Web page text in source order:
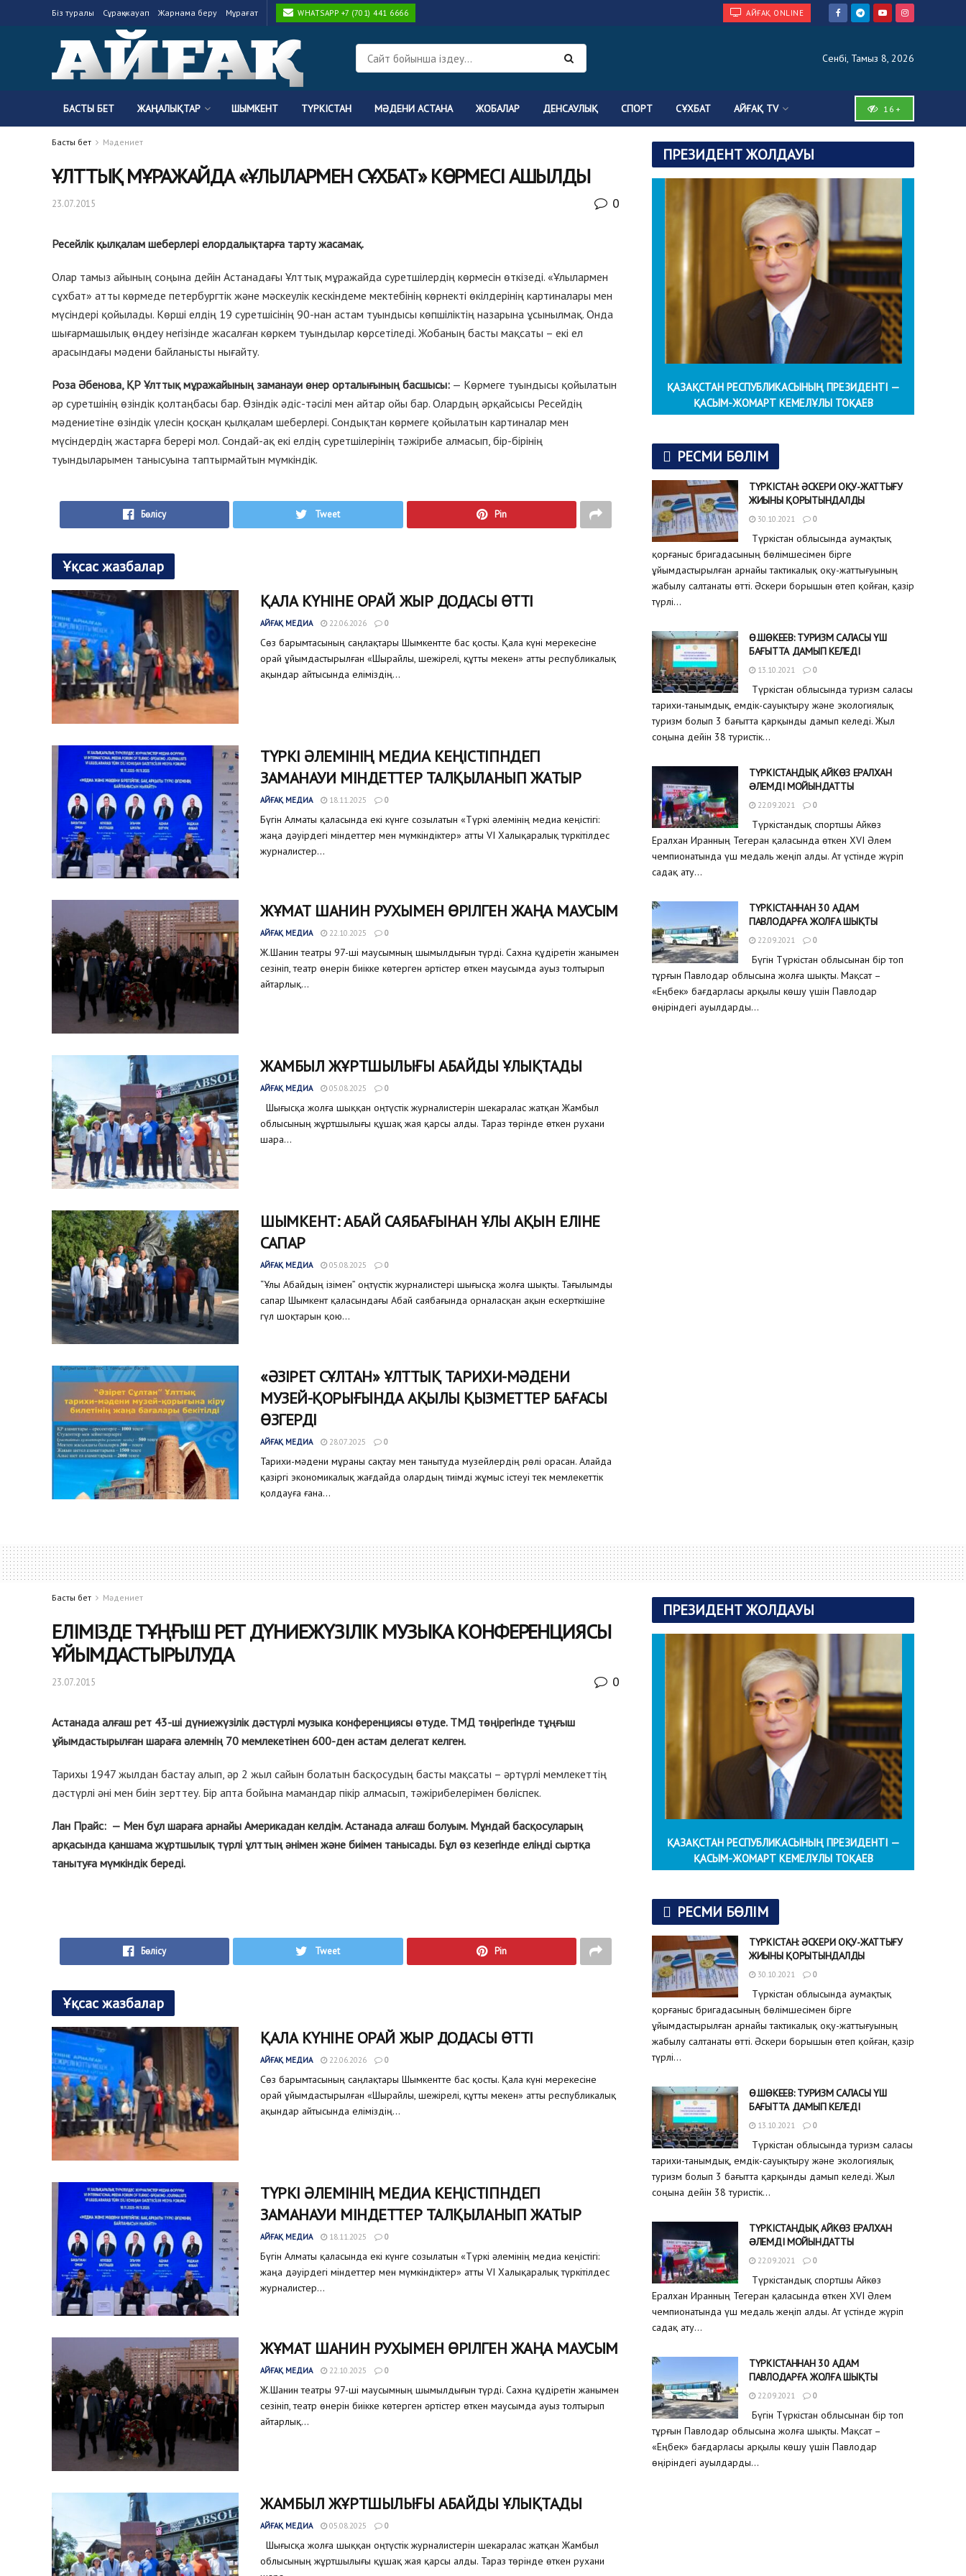
Біз туралы Сұрақ-жауап Жарнама беру Мұрағат WHATSAPP +7 (701) 441 6666 АЙҒАҚ ONLINE
Сенбі, Тамыз 8, 2026
БАСТЫ БЕТ ЖАҢАЛЫҚТАР ШЫМКЕНТ ТҮРКІСТАН МӘДЕНИ АСТАНА ЖОБАЛАР ДЕНСАУЛЫҚ СПОРТ СҰХБАТ АЙҒАҚ TV 16+
Басты бет Мәдениет
ҰЛТТЫҚ МҰРАЖАЙДА «ҰЛЫЛАРМЕН СҰХБАТ» КӨРМЕСІ АШЫЛДЫ
23.07.2015 0
Ресейлік қылқалам шеберлері елордалықтарға тарту жасамақ.
Олар тамыз айының соңына дейін Астанадағы Ұлттық мұражайда суретшілердің көрмесін өткізеді. «Ұлылармен
сұхбат» атты көрмеде петербургтік және мәскеулік кескіндеме мектебінің көрнекті өкілдерінің картиналары мен
мүсіндері қойылады. Көрші елдің 19 суретшісінің 90-нан астам туындысы көпшіліктің назарына ұсынылмақ. Онда
шығармашылық өңдеу негізінде жасалған көркем туындылар көрсетіледі. Жобаның басты мақсаты – екі ел
арасындағы мәдени байланысты нығайту.
Роза Әбенова, ҚР Ұлттық мұражайының заманауи өнер орталығының басшысы: — Көрмеге туындысы қойылатын
әр суретшінің өзіндік қолтаңбасы бар. Өзіндік әдіс-тәсілі мен айтар ойы бар. Олардың әрқайсысы Ресейдің
мәдениетіне өзіндік үлесін қосқан қылқалам шеберлері. Сондықтан көрмеге қойылатын картиналар мен
мүсіндердің жастарға берері мол. Сондай-ақ екі елдің суретшілерінің тәжірибе алмасып, бір-бірінің
туындыларымен танысуына таптырмайтын мүмкіндік.
Бөлісу Tweet Pin
Ұқсас жазбалар
ҚАЛА КҮНІНЕ ОРАЙ ЖЫР ДОДАСЫ ӨТТІ
АЙҒАҚ МЕДИА 22.06.2026 0
Сөз барымтасының саңлақтары Шымкентте бас қосты. Қала күні мерекесіне
орай ұйымдастырылған «Шырайлы, шежірелі, құтты мекен» атты республикалық
ақындар айтысында еліміздің...
ТҮРКІ ӘЛЕМІНІҢ МЕДИА КЕҢІСТІГІНДЕГІ
ЗАМАНАУИ МІНДЕТТЕР ТАЛҚЫЛАНЫП ЖАТЫР
АЙҒАҚ МЕДИА 18.11.2025 0
Бүгін Алматы қаласында екі күнге созылатын «Түркі әлемінің медиа кеңістігі:
жаңа дәуірдегі міндеттер мен мүмкіндіктер» атты VI Халықаралық түркітілдес
журналистер...
ЖҰМАТ ШАНИН РУХЫМЕН ӨРІЛГЕН ЖАҢА МАУСЫМ
АЙҒАҚ МЕДИА 22.10.2025 0
Ж.Шанин театры 97-ші маусымның шымылдығын түрді. Сахна құдіретін жанымен
сезініп, театр өнерін биікке көтерген әртістер өткен маусымда ауыз толтырып
айтарлық...
ЖАМБЫЛ ЖҰРТШЫЛЫҒЫ АБАЙДЫ ҰЛЫҚТАДЫ
АЙҒАҚ МЕДИА 05.08.2025 0
Шығысқа жолға шыққан оңтүстік журналистерін шекаралас жатқан Жамбыл
облысының жұртшылығы құшақ жая қарсы алды. Тараз төрінде өткен рухани
шара...
ШЫМКЕНТ: АБАЙ САЯБАҒЫНАН ҰЛЫ АҚЫН ЕЛІНЕ
САПАР
АЙҒАҚ МЕДИА 05.08.2025 0
“Ұлы Абайдың ізімен” оңтүстік журналистері шығысқа жолға шықты. Тағылымды
сапар Шымкент қаласындағы Абай саябағында орналасқан ақын ескерткішіне
гүл шоқтарын қою...
«ӘЗІРЕТ СҰЛТАН» ҰЛТТЫҚ ТАРИХИ-МӘДЕНИ
МУЗЕЙ-ҚОРЫҒЫНДА АҚЫЛЫ ҚЫЗМЕТТЕР БАҒАСЫ
ӨЗГЕРДІ
АЙҒАҚ МЕДИА 28.07.2025 0
Тарихи-мәдени мұраны сақтау мен танытуда музейлердің рөлі орасан. Алайда
қазіргі экономикалық жағдайда олардың тиімді жұмыс істеуі тек мемлекеттік
қолдауға ғана...
ПРЕЗИДЕНТ ЖОЛДАУЫ
ҚАЗАҚСТАН РЕСПУБЛИКАСЫНЫҢ ПРЕЗИДЕНТІ —
ҚАСЫМ-ЖОМАРТ КЕМЕЛҰЛЫ ТОҚАЕВ
РЕСМИ БӨЛІМ
ТҮРКІСТАН: ӘСКЕРИ ОҚУ-ЖАТТЫҒУ
ЖИЫНЫ ҚОРЫТЫНДАЛДЫ
30.10.2021 0
Түркістан облысында аумақтық
қорғаныс бригадасының бөлімшесімен бірге
ұйымдастырылған арнайы тактикалық оқу-жаттығуының
жабылу салтанаты өтті. Әскери борышын өтеп қойған, қазір
түрлі...
Ө.ШӨКЕЕВ: ТУРИЗМ САЛАСЫ ҮШ
БАҒЫТТА ДАМЫП КЕЛЕДІ
13.10.2021 0
Түркістан облысында туризм саласы
тарихи-танымдық, емдік-сауықтыру және экологиялық
туризм болып 3 бағытта қарқынды дамып келеді. Жыл
соңына дейін 38 туристік...
ТҮРКІСТАНДЫҚ АЙКӨЗ ЕРАЛХАН
ƏЛЕМДІ МОЙЫНДАТТЫ
22.09.2021 0
Түркістандық спортшы Айкөз
Ералхан Иранның Тегеран қаласында өткен XVI Әлем
чемпионатында үш медаль жеңіп алды. Ат үстінде жүріп
садақ ату...
ТҮРКІСТАННАН 30 АДАМ
ПАВЛОДАРҒА ЖОЛҒА ШЫҚТЫ
22.09.2021 0
Бүгін Түркістан облысынан бір топ
тұрғын Павлодар облысына жолға шықты. Мақсат –
«Еңбек» бағдарласы арқылы көшу үшін Павлодар
өңіріндегі ауылдарды...
Басты бет Мәдениет
ЕЛІМІЗДЕ ТҰҢҒЫШ РЕТ ДҮНИЕЖҮЗІЛІК МУЗЫКА КОНФЕРЕНЦИЯСЫ
ҰЙЫМДАСТЫРЫЛУДА
23.07.2015 0
Астанада алғаш рет 43-ші дүниежүзілік дәстүрлі музыка конференциясы өтуде. ТМД төңірегінде тұңғыш
ұйымдастырылған шараға әлемнің 70 мемлекетінен 600-ден астам делегат келген.
Тарихы 1947 жылдан бастау алып, әр 2 жыл сайын болатын басқосудың басты мақсаты – әртүрлі мемлекеттің
дәстүрлі әні мен биін зерттеу. Бір апта бойына мамандар пікір алмасып, тәжірибелерімен бөліспек.
Лан Прайс: — Мен бұл шараға арнайы Америкадан келдім. Астанада алғаш болуым. Мұндай басқосуларың
арқасында қаншама жұртшылық түрлі ұлттың әнімен және биімен танысады. Бұл өз кезегінде еліңді сыртқа
танытуға мүмкіндік береді.
Бөлісу Tweet Pin
Ұқсас жазбалар
ҚАЛА КҮНІНЕ ОРАЙ ЖЫР ДОДАСЫ ӨТТІ
АЙҒАҚ МЕДИА 22.06.2026 0
Сөз барымтасының саңлақтары Шымкентте бас қосты. Қала күні мерекесіне
орай ұйымдастырылған «Шырайлы, шежірелі, құтты мекен» атты республикалық
ақындар айтысында еліміздің...
ТҮРКІ ӘЛЕМІНІҢ МЕДИА КЕҢІСТІГІНДЕГІ
ЗАМАНАУИ МІНДЕТТЕР ТАЛҚЫЛАНЫП ЖАТЫР
АЙҒАҚ МЕДИА 18.11.2025 0
Бүгін Алматы қаласында екі күнге созылатын «Түркі әлемінің медиа кеңістігі:
жаңа дәуірдегі міндеттер мен мүмкіндіктер» атты VI Халықаралық түркітілдес
журналистер...
ЖҰМАТ ШАНИН РУХЫМЕН ӨРІЛГЕН ЖАҢА МАУСЫМ
АЙҒАҚ МЕДИА 22.10.2025 0
Ж.Шанин театры 97-ші маусымның шымылдығын түрді. Сахна құдіретін жанымен
сезініп, театр өнерін биікке көтерген әртістер өткен маусымда ауыз толтырып
айтарлық...
ЖАМБЫЛ ЖҰРТШЫЛЫҒЫ АБАЙДЫ ҰЛЫҚТАДЫ
АЙҒАҚ МЕДИА 05.08.2025 0
Шығысқа жолға шыққан оңтүстік журналистерін шекаралас жатқан Жамбыл
облысының жұртшылығы құшақ жая қарсы алды. Тараз төрінде өткен рухани
ПРЕЗИДЕНТ ЖОЛДАУЫ
ҚАЗАҚСТАН РЕСПУБЛИКАСЫНЫҢ ПРЕЗИДЕНТІ —
ҚАСЫМ-ЖОМАРТ КЕМЕЛҰЛЫ ТОҚАЕВ
РЕСМИ БӨЛІМ
ТҮРКІСТАН: ӘСКЕРИ ОҚУ-ЖАТТЫҒУ
ЖИЫНЫ ҚОРЫТЫНДАЛДЫ
30.10.2021 0
Түркістан облысында аумақтық
қорғаныс бригадасының бөлімшесімен бірге
ұйымдастырылған арнайы тактикалық оқу-жаттығуының
жабылу салтанаты өтті. Әскери борышын өтеп қойған, қазір
түрлі...
Ө.ШӨКЕЕВ: ТУРИЗМ САЛАСЫ ҮШ
БАҒЫТТА ДАМЫП КЕЛЕДІ
13.10.2021 0
Түркістан облысында туризм саласы
тарихи-танымдық, емдік-сауықтыру және экологиялық
туризм болып 3 бағытта қарқынды дамып келеді. Жыл
соңына дейін 38 туристік...
ТҮРКІСТАНДЫҚ АЙКӨЗ ЕРАЛХАН
ƏЛЕМДІ МОЙЫНДАТТЫ
22.09.2021 0
Түркістандық спортшы Айкөз
Ералхан Иранның Тегеран қаласында өткен XVI Әлем
чемпионатында үш медаль жеңіп алды. Ат үстінде жүріп
садақ ату...
ТҮРКІСТАННАН 30 АДАМ
ПАВЛОДАРҒА ЖОЛҒА ШЫҚТЫ
22.09.2021 0
Бүгін Түркістан облысынан бір топ
тұрғын Павлодар облысына жолға шықты. Мақсат –
«Еңбек» бағдарласы арқылы көшу үшін Павлодар
өңіріндегі ауылдарды...